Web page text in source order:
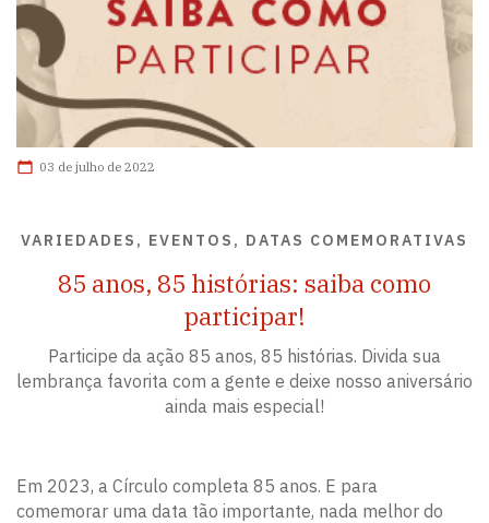
03 de julho de 2022
VARIEDADES, EVENTOS, DATAS COMEMORATIVAS
85 anos, 85 histórias: saiba como
participar!
Participe da ação 85 anos, 85 histórias. Divida sua
lembrança favorita com a gente e deixe nosso aniversário
ainda mais especial!
Em 2023, a Círculo completa 85 anos. E para
comemorar uma data tão importante, nada melhor do